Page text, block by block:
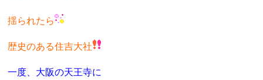
揺られたら
歴史のある住吉大社
一度、大阪の天王寺に